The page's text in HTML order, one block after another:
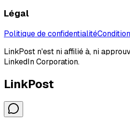
Légal
Politique de confidentialité
LinkPost n'est ni affilié à, ni
LinkedIn Corporation.
LinkPost